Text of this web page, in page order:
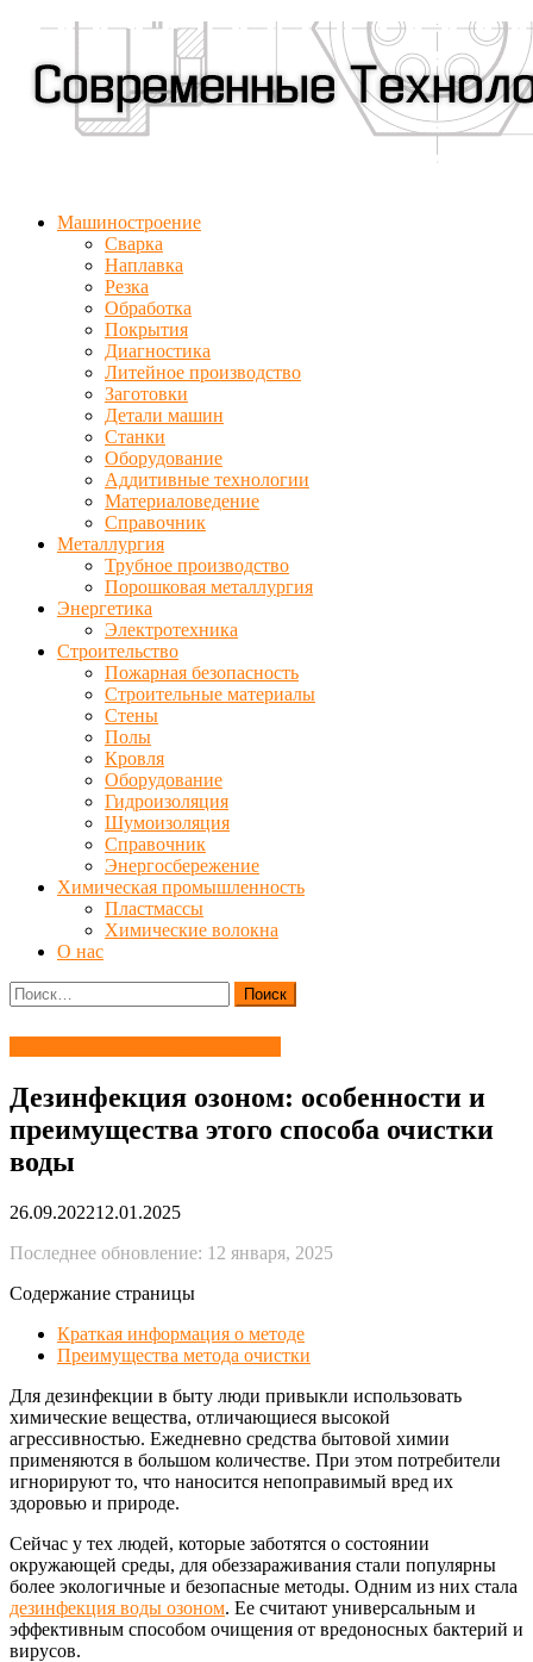
Машиностроение
Сварка
Наплавка
Резка
Обработка
Покрытия
Диагностика
Литейное производство
Заготовки
Детали машин
Станки
Оборудование
Аддитивные технологии
Материаловедение
Справочник
Металлургия
Трубное производство
Порошковая металлургия
Энергетика
Электротехника
Строительство
Пожарная безопасность
Строительные материалы
Стены
Полы
Кровля
Оборудование
Гидроизоляция
Шумоизоляция
Справочник
Энергосбережение
Химическая промышленность
Пластмассы
Химические волокна
О нас
Найти:
Дезинфекция озоном: особенности и
преимущества этого способа очистки
воды
26.09.202212.01.2025
Последнее обновление: 12 января, 2025
Содержание страницы
Краткая информация о методе
Преимущества метода очистки
Для дезинфекции в быту люди привыкли использовать
химические вещества, отличающиеся высокой
агрессивностью. Ежедневно средства бытовой химии
применяются в большом количестве. При этом потребители
игнорируют то, что наносится непоправимый вред их
здоровью и природе.
Сейчас у тех людей, которые заботятся о состоянии
окружающей среды, для обеззараживания стали популярны
более экологичные и безопасные методы. Одним из них стала
дезинфекция воды озоном. Ее считают универсальным и
эффективным способом очищения от вредоносных бактерий и
вирусов.